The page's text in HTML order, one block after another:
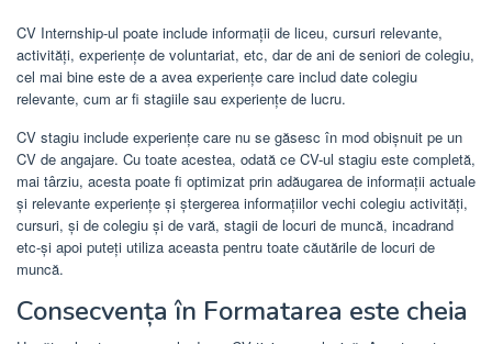
CV Internship-ul poate include informații de liceu, cursuri relevante,
activități, experiențe de voluntariat, etc, dar de ani de seniori de colegiu,
cel mai bine este de a avea experiențe care includ date colegiu
relevante, cum ar fi stagiile sau experiențe de lucru.
CV stagiu include experiențe care nu se găsesc în mod obișnuit pe un
CV de angajare. Cu toate acestea, odată ce CV-ul stagiu este completă,
mai târziu, acesta poate fi optimizat prin adăugarea de informații actuale
și relevante experiențe și ștergerea informațiilor vechi colegiu activități,
cursuri, și de colegiu și de vară, stagii de locuri de muncă, incadrand
etc-și apoi puteți utiliza aceasta pentru toate căutările de locuri de
muncă.
Consecvența în Formatarea este cheia